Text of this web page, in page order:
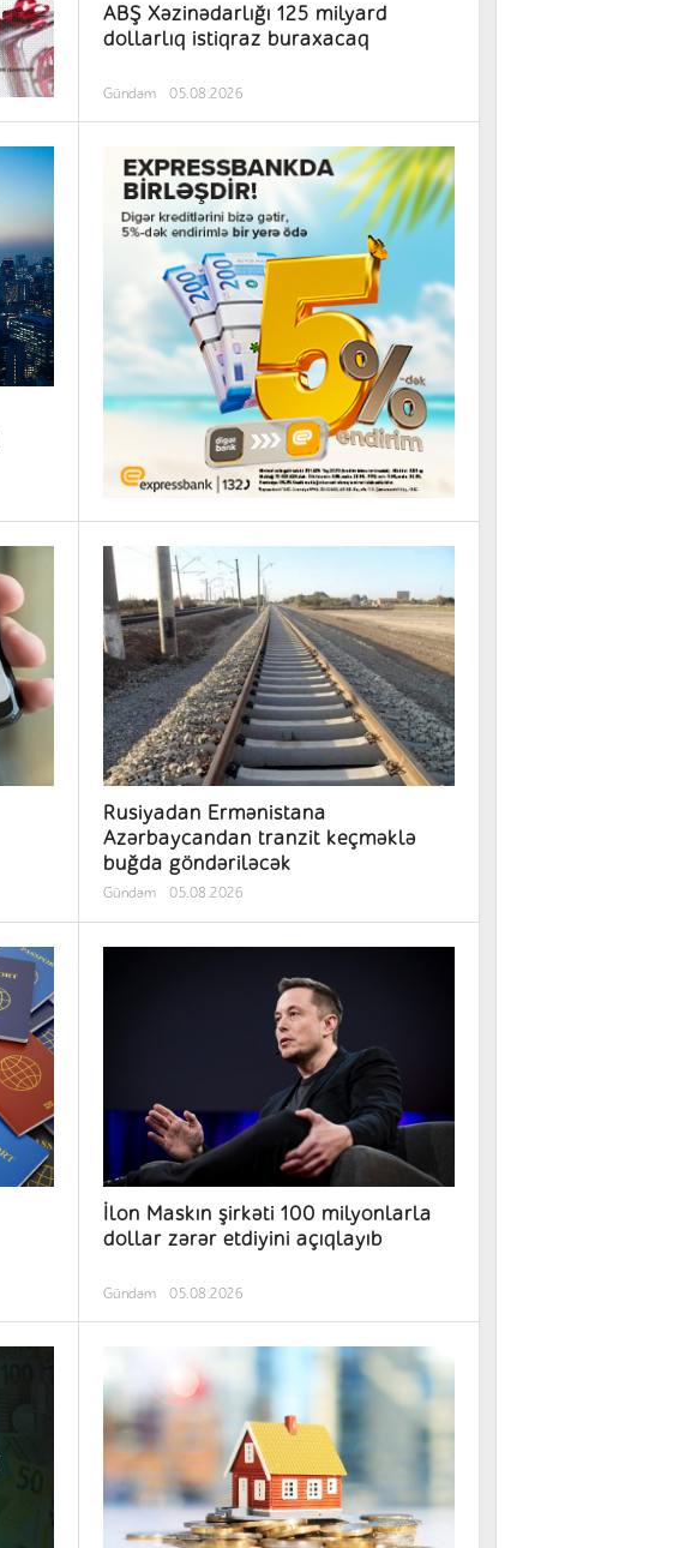
ABŞ Xəzinədarlığı 125 milyard
dollarlıq istiqraz buraxacaq
Gündəm 05.08.2026
Rusiyadan Ermənistana
Azərbaycandan tranzit keçməklə
buğda göndəriləcək
Gündəm 05.08.2026
İlon Maskın şirkəti 100 milyonlarla
dollar zərər etdiyini açıqlayıb
Gündəm 05.08.2026